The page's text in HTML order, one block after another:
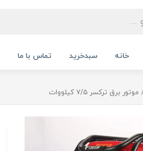
خانه سبدخرید تماس با ما
موتور برق ترکسر ۷/۵ کیلووات